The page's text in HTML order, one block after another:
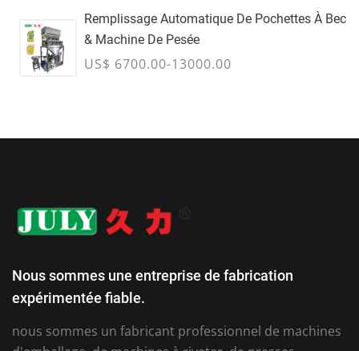
Remplissage Automatique De Pochettes À Bec
& Machine De Pesée
US$ 6700.00-13000.00
Nous sommes une entreprise de fabrication
expérimentée fiable.
nous sommes un fabricant professionnel de machines